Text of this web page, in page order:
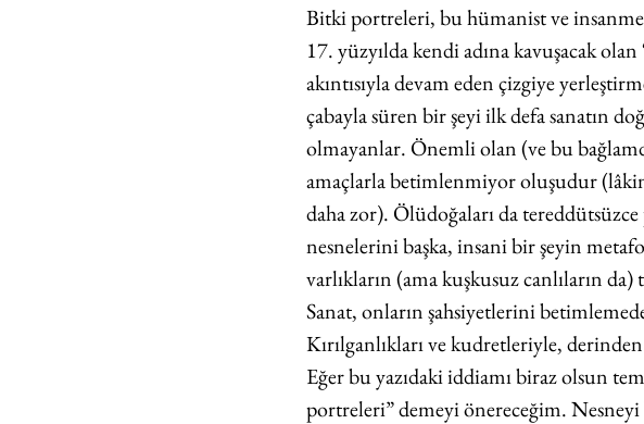
Bitki portreleri, bu hümanist ve
17. yüzyılda kendi adına kavuşacak
akıntısıyla devam eden çizgiye
çabayla süren bir şeyi ilk defa sanatın
olmayanlar. Önemli olan (ve bu
amaçlarla betimlenmiyor oluşudur
daha zor). Ölüdoğaları da
nesnelerini başka, insani bir şeyin
varlıkların (ama kuşkusuz canlıların
Sanat, onların şahsiyetlerini
Kırılganlıkları ve kudretleriyle,
Eğer bu yazıdaki iddiamı biraz olsun
portreleri” demeyi önereceğim.